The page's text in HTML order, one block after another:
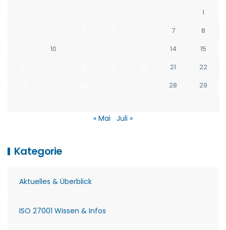
1
7
8
10 14
15
21
22
28
29
« Mai Juli »
Kategorie
Aktuelles & Überblick
ISO 27001 Wissen & Infos